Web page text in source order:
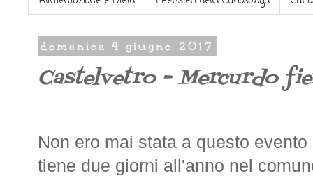
domenica 4 giugno 2017
Castelvetro - Mercurdo
Non ero mai stata a questo evento
tiene due giorni all'anno nel